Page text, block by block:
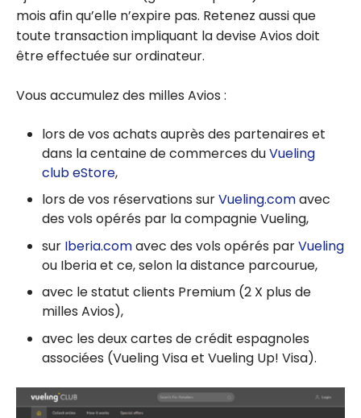
mois afin qu’elle n’expire pas. Retenez aussi que
toute transaction impliquant la devise Avios doit
être effectuée sur ordinateur.
Vous accumulez des milles Avios :
lors de vos achats auprès des partenaires et
dans la centaine de commerces duVueling
club eStore,
lors de vos réservations surVueling.comavec
des vols opérés par la compagnie Vueling,
sur Iberia.comavec des vols opérés parVueling
ou Iberia et ce, selon la distance parcourue,
avec le statut clients Premium (2 X plus de
milles Avios),
avec les deux cartes de crédit espagnoles
associées (Vueling Visa et Vueling Up! Visa).